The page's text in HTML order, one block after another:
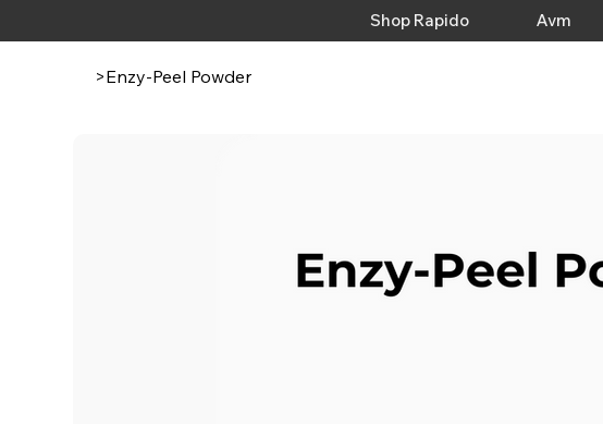
Shop Rapido Avm
>Enzy-Peel Powder